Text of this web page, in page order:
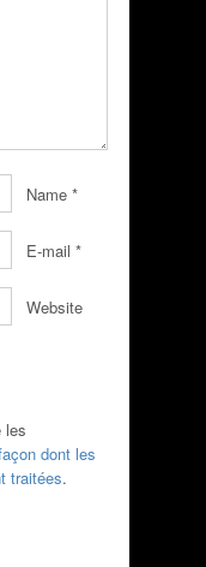
Name *
E-mail *
Website
les
dont les
traitées.